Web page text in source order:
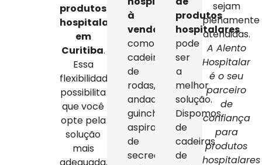
produtos
hospitalares
em
Curitiba.
Essa
flexibilidade
possibilita
que você
opte pela
solução
mais
adequada,
à
venda
como
cadeiras
de
rodas,
andadores,
guinchos,
aspiradores
de
secreção,
produtos
hospitalares
pode
ser
a
melhor
solução.
Dispomos
de
cadeiras
de
sejam
plenamente
atendidas.
A Alento
Hospitalar
é o seu
parceiro
de
confiança
para
produtos
hospitalares